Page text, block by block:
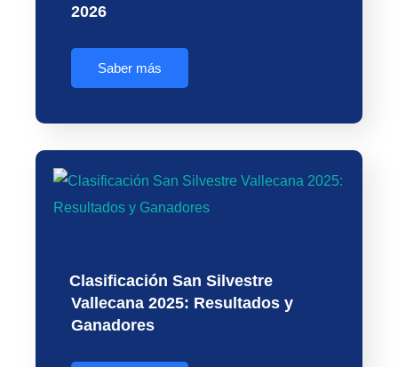
2026
Saber más
Clasificación San Silvestre
Vallecana 2025: Resultados y
Ganadores